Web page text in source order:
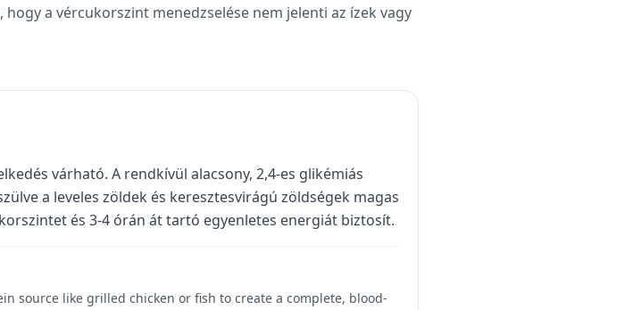
a vércukorszint menedzselése nem jelenti az ízek vagy
várható. A rendkívül alacsony, 2,4-es glikémiás
a leveles zöldek és keresztesvirágú zöldségek magas
és 3-4 órán át tartó egyenletes energiát biztosít.
source like grilled chicken or fish to create a complete, blood-